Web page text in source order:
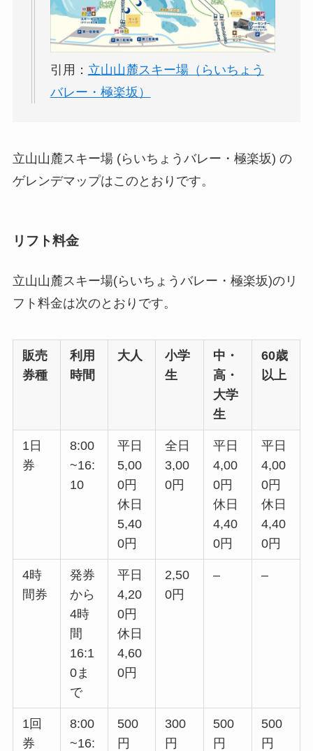
引用： 立山山麓スキー場（らいちょう
バレー・極楽坂）
立山山麓スキー場 (らいちょうバレー・極楽坂) の
ゲレンデマップはこのとおりです。
リフト料金
立山山麓スキー場(らいちょうバレー・極楽坂)のリ
フト料金は次のとおりです。
販売
券種
利用
時間
大人
小学
生
中・
高・
大学
生
60歳
以上
1日
券
8:00
~16:
10
平日
5,00
0円
休日
5,40
0円
全日
3,00
0円
平日
4,00
0円
休日
4,40
0円
平日
4,00
0円
休日
4,40
0円
4時
間券
発券
から
4時
間
16:1
0ま
で
平日
4,20
0円
休日
4,60
0円
2,50
0円
– –
1回
券
8:00
~16:
500
円
300
円
500
円
500
円